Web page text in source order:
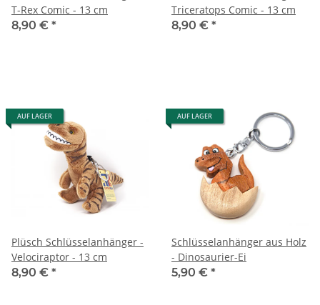
T-Rex Comic - 13 cm
8,90 € *
Triceratops Comic - 13 cm
8,90 € *
AUF LAGER
Plüsch Schlüsselanhänger -
Velociraptor - 13 cm
8,90 € *
AUF LAGER
Schlüsselanhänger aus Holz
- Dinosaurier-Ei
5,90 € *